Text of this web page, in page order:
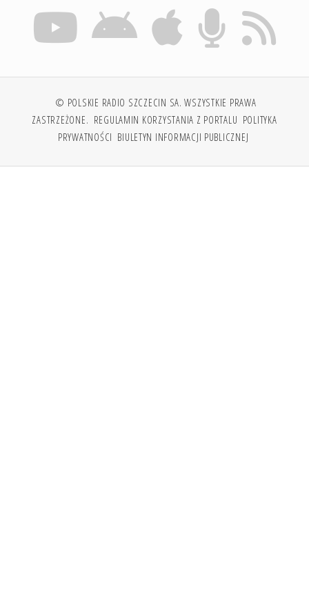
© POLSKIE RADIO SZCZECIN SA. WSZYSTKIE PRAWA
ZASTRZEŻONE. REGULAMIN KORZYSTANIA Z PORTALU POLITYKA
PRYWATNOŚCI BIULETYN INFORMACJI PUBLICZNEJ